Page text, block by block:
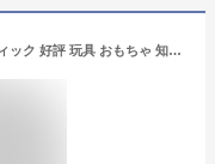
TRADE ONE トレードワン ウッドスティック 好評 玩具 おもちゃ 知育玩具 木 木製 アウトドア レジャー スポーツ ゲーム 外遊び 学習 フィンランド 北欧 モルック ギフト